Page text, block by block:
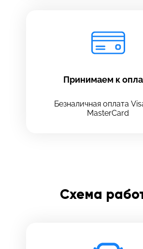
Принимаем к
Безналичная оплата
MasterCard
Схема